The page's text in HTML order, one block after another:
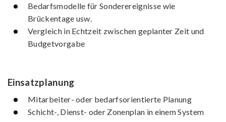
Bedarfsmodelle für Sonderereignisse wie
Brückentage usw.
Vergleich in Echtzeit zwischen geplanter Zeit und
Budgetvorgabe
Einsatzplanung
Mitarbeiter- oder bedarfsorientierte Planung
Schicht-, Dienst- oder Zonenplan in einem System